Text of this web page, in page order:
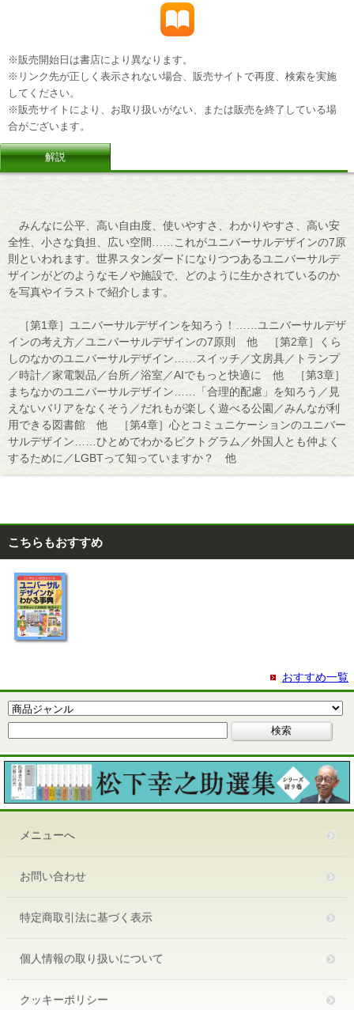
※販売開始日は書店により異なります。
※リンク先が正しく表示されない場合、販売サイトで再度、検索を実施
してください。
※販売サイトにより、お取り扱いがない、または販売を終了している場
合がございます。
解説
みんなに公平、高い自由度、使いやすさ、わかりやすさ、高い安
全性、小さな負担、広い空間……これがユニバーサルデザインの7原
則といわれます。世界スタンダードになりつつあるユニバーサルデ
ザインがどのようなモノや施設で、どのように生かされているのか
を写真やイラストで紹介します。
［第1章］ユニバーサルデザインを知ろう！……ユニバーサルデザ
インの考え方／ユニバーサルデザインの7原則 他 ［第2章］くら
しのなかのユニバーサルデザイン……スイッチ／文房具／トランプ
／時計／家電製品／台所／浴室／AIでもっと快適に 他 ［第3章］
まちなかのユニバーサルデザイン……「合理的配慮」を知ろう／見
えないバリアをなくそう／だれもが楽しく遊べる公園／みんなが利
用できる図書館 他 ［第4章］心とコミュニケーションのユニバー
サルデザイン……ひとめでわかるピクトグラム／外国人とも仲よく
するために／LGBTって知っていますか？ 他
こちらもおすすめ
おすすめ一覧
メニューへ
お問い合わせ
特定商取引法に基づく表示
個人情報の取り扱いについて
クッキーポリシー